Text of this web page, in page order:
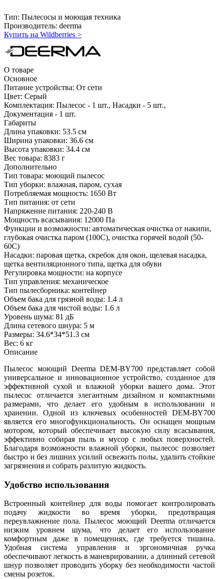
Тип: Пылесосы и моющая техника
Производитель: deerma
Купить на Wildberries >
О товаре
Основное
Питание устройства: От сети
Цвет: Серый
Комплектация: Пылесос - 1 шт., Насадки - 5 шт.,
Документация - 1 шт.
Габариты
Длина упаковки: 53.5 см
Ширина упаковки: 36.6 см
Высота упаковки: 34.4 см
Вес товара: 8383 г
Дополнительно
Тип товара: моющий пылесос
Тип уборки: влажная, паром, сухая
Потребляемая мощность: 1650 Вт
Тип питания: от сети
Напряжение питания: 220-240 В
Мощность всасывания: 12000 Па
Функции и возможности: автоматическая очистка от накипи,
глубокая очистка паром (100С), очистка горячей водой (50-
60С)
Насадки: паровая щетка, скребок для окон, щелевая насадка,
щетка вентиляционного типа, щетка для обуви
Регулировка мощности: на корпусе
Тип управления: механическое
Тип пылесборника: контейнер
Объем бака для грязной воды: 1.4 л
Объем бака для чистой воды: 1.6 л
Уровень шума: 81 дБ
Длина сетевого шнура: 5 м
Размеры: 34.6*34*51.3 см
Вес: 6 кг
Описание
Пылесос моющий Deerma DEM-BY700 представляет собой
универсальное и инновационное устройство, созданное для
эффективной сухой и влажной уборки вашего дома. Этот
пылесос отличается элегантным дизайном и компактными
размерами, что делает его удобным в использовании и
хранении. Одной из ключевых особенностей DEM-BY700
является его многофункциональность. Он оснащен мощным
мотором, который обеспечивает высокую силу всасывания,
эффективно собирая пыль и мусор с любых поверхностей.
Благодаря возможности влажной уборки, пылесос позволяет
быстро и без лишних усилий освежить полы, удалить стойкие
загрязнения и собрать разлитую жидкость.
Удобство использования
Встроенный контейнер для воды помогает контролировать
подачу жидкости во время уборки, предотвращая
переувлажнение пола. Пылесос моющий Deerma отличается
низким уровнем шума, что делает его использование
комфортным даже в помещениях, где требуется тишина.
Удобная система управления и эргономичная ручка
обеспечивают легкость в маневрировании, а длинный сетевой
шнур позволяет проводить уборку без необходимости частой
смены розеток.